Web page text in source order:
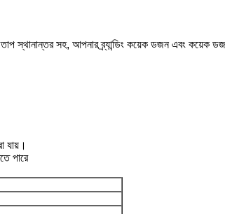
স্থানান্তর সহ, আপনার ব্র্যান্ডিং কয়েক ডজন এবং
যায়।
পারে